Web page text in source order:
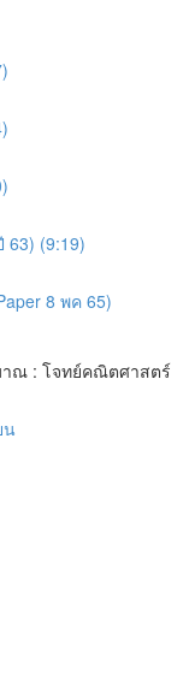
(9:19)
8 พค 65)
าณ : โจทย์คณิตศาสตร์
น